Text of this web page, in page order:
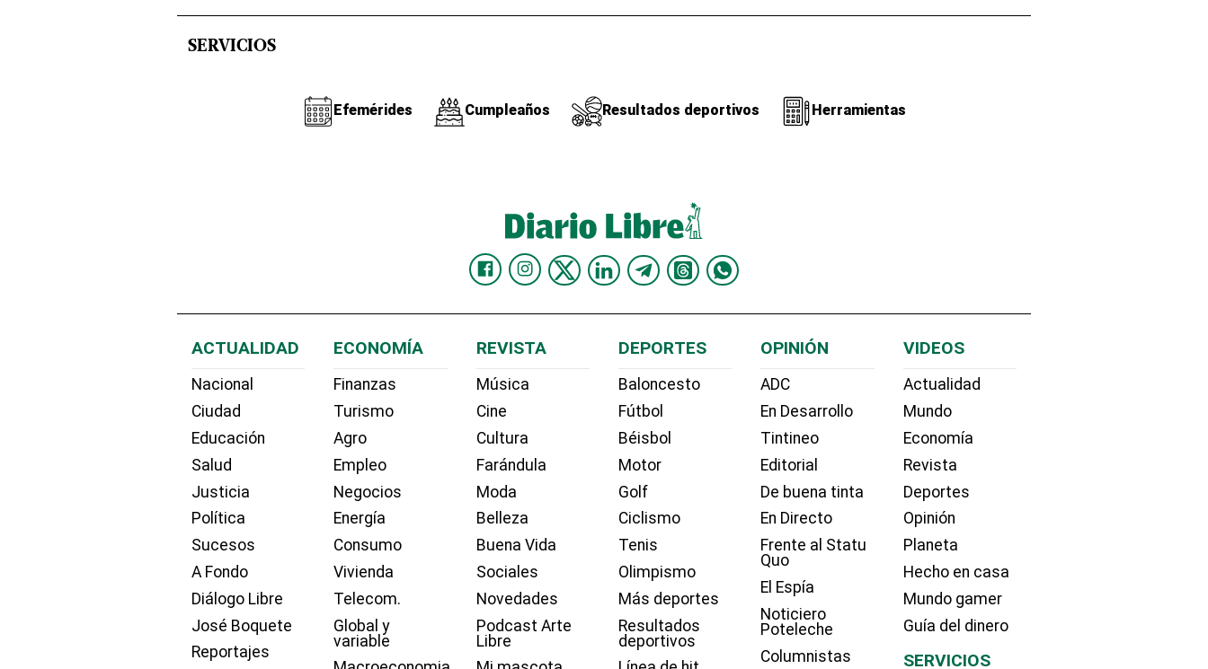
SERVICIOS
Efemérides Cumpleaños Resultados deportivos Herramientas
ACTUALIDAD
Nacional
Ciudad
Educación
Salud
Justicia
Política
Sucesos
A Fondo
Diálogo Libre
José Boquete
Reportajes
ECONOMÍA
Finanzas
Turismo
Agro
Empleo
Negocios
Energía
Consumo
Vivienda
Telecom.
Global y
variable
REVISTA
Música
Cine
Cultura
Farándula
Moda
Belleza
Buena Vida
Sociales
Novedades
Podcast Arte
Libre
DEPORTES
Baloncesto
Fútbol
Béisbol
Motor
Golf
Ciclismo
Tenis
Olimpismo
Más deportes
Resultados
deportivos
OPINIÓN
ADC
En Desarrollo
Tintineo
Editorial
De buena tinta
En Directo
Frente al Statu
Quo
El Espía
Noticiero
Poteleche
Columnistas
VIDEOS
Actualidad
Mundo
Economía
Revista
Deportes
Opinión
Planeta
Hecho en casa
Mundo gamer
Guía del dinero
SERVICIOS